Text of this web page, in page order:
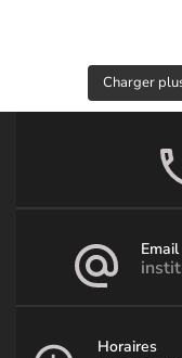
Charger
Email
Horaires